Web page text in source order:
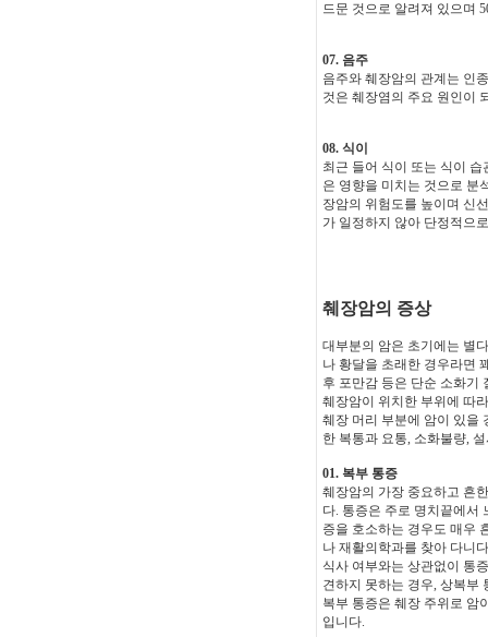
드문 것으로 알려져 있으며
07. 음주
음주와 췌장암의 관계는 인
것은 췌장염의 주요 원인이
08. 식이
최근 들어 식이 또는 식이
은 영향을 미치는 것으로 분
장암의 위험도를 높이며 신
가 일정하지 않아 단정적으
췌장암의 증상
대부분의 암은 초기에는 별
나 황달을 초래한 경우라면
후 포만감 등은 단순 소화기
췌장암이 위치한 부위에 따
췌장 머리 부분에 암이 있을
한 복통과 요통, 소화불량,
01. 복부 통증
췌장암의 가장 중요하고 흔
다. 통증은 주로 명치끝에서
증을 호소하는 경우도 매우
나 재활의학과를 찾아 다니
식사 여부와는 상관없이 통
견하지 못하는 경우, 상복부
복부 통증은 췌장 주위로 암
입니다.